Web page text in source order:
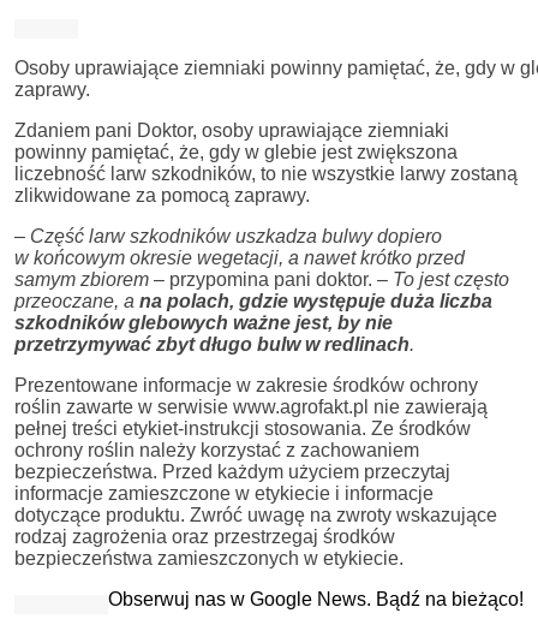
Osoby uprawiające ziemniaki powinny pamiętać, że, gdy w
zaprawy.
Zdaniem pani Doktor, osoby uprawiające ziemniaki
powinny pamiętać, że, gdy w glebie jest zwiększona
liczebność larw szkodników, to nie wszystkie larwy zostaną
zlikwidowane za pomocą zaprawy.
– Część larw szkodników uszkadza bulwy dopiero
w końcowym okresie wegetacji, a nawet krótko przed
samym zbiorem – przypomina pani doktor. – To jest często
przeoczane, a na polach, gdzie występuje duża liczba
szkodników glebowych ważne jest, by nie
przetrzymywać zbyt długo bulw w redlinach.
Prezentowane informacje w zakresie środków ochrony
roślin zawarte w serwisie www.agrofakt.pl nie zawierają
pełnej treści etykiet-instrukcji stosowania. Ze środków
ochrony roślin należy korzystać z zachowaniem
bezpieczeństwa. Przed każdym użyciem przeczytaj
informacje zamieszczone w etykiecie i informacje
dotyczące produktu. Zwróć uwagę na zwroty wskazujące
rodzaj zagrożenia oraz przestrzegaj środków
bezpieczeństwa zamieszczonych w etykiecie.
Obserwuj nas w Google News. Bądź na bieżąco!